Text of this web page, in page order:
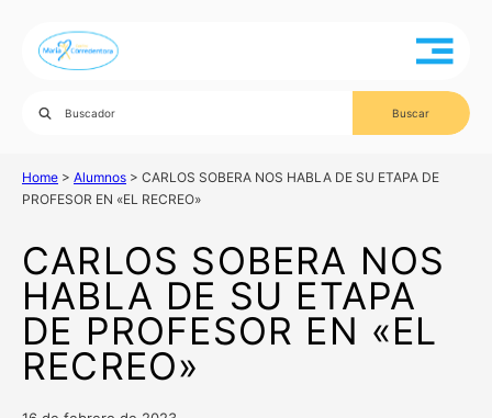
Home > Alumnos > CARLOS SOBERA NOS HABLA DE SU ETAPA DE
PROFESOR EN «EL RECREO»
CARLOS SOBERA NOS
HABLA DE SU ETAPA
DE PROFESOR EN «EL
RECREO»